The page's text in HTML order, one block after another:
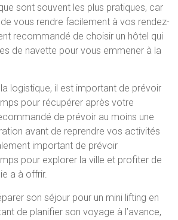
sont souvent les plus pratiques, car
vous rendre facilement à vos rendez-
recommandé de choisir un hôtel qui
de navette pour vous emmener à la
logistique, il est important de prévoir
pour récupérer après votre
de prévoir au moins une
avant de reprendre vos activités
important de prévoir
pour explorer la ville et profiter de
a à offrir.
son séjour pour un mini lifting en
de planifier son voyage à l’avance,